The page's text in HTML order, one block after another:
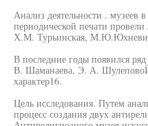
Анализ деятельности . музеев
периодической печати
Х.М. Турьинская,
В последние годы появился
В. Шаманаева, Э. А.
характер16.
Цель исследования. Путем
процесс создания двух